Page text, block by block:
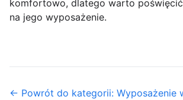
komfortowo, dlatego warto
na jego wyposażenie.
← Powrót do kategorii: Wyposażenie